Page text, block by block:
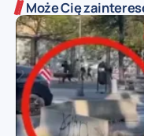
Może Cię